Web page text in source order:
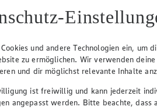
versch. Sorten, je 250 ml /
(1 l = € 7.56 / € 9.45)
und andere Technologien ein, um
zu ermöglichen. Wir verwenden
und dir möglichst relevante Inhalte
ist freiwillig und kann jederzeit
angepasst werden. Bitte beachte,